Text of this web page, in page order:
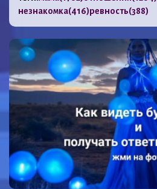
незнакомка(416)ревность(388)